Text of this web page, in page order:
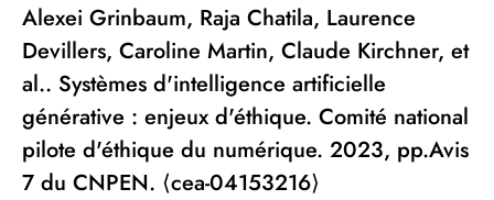
Alexei Grinbaum, Raja Chatila, Laurence
Devillers, Caroline Martin, Claude Kirchner, et
al.. Systèmes d'intelligence artificielle
générative : enjeux d'éthique. Comité national
pilote d'éthique du numérique. 2023, pp.Avis
7 du CNPEN. ⟨cea-04153216⟩